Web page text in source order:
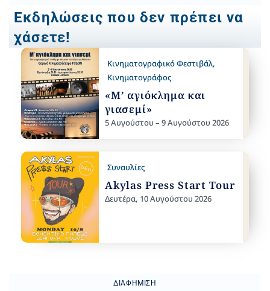
Εκδηλώσεις που δεν πρέπει να
χάσετε!
Κινηματογραφικό Φεστιβάλ,
Κινηματογράφος
«Μ’ αγιόκλημα και
γιασεμί»
5 Αυγούστου – 9 Αυγούστου 2026
Συναυλίες
Akylas Press Start Tour
Δευτέρα, 10 Αυγούστου 2026
ΔΙΑΦΉΜΙΣΗ